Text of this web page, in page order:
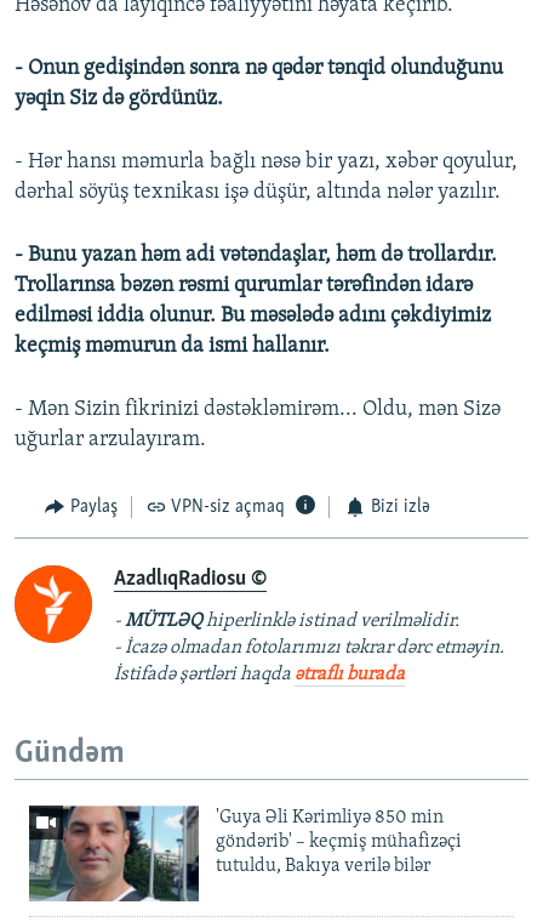
Həsənov da layiqincə fəaliyyətini həyata keçirib.
- Onun gedişindən sonra nə qədər tənqid olunduğunu
yəqin Siz də gördünüz.
- Hər hansı məmurla bağlı nəsə bir yazı, xəbər qoyulur,
dərhal söyüş texnikası işə düşür, altında nələr yazılır.
- Bunu yazan həm adi vətəndaşlar, həm də trollardır.
Trollarınsa bəzən rəsmi qurumlar tərəfindən idarə
edilməsi iddia olunur. Bu məsələdə adını çəkdiyimiz
keçmiş məmurun da ismi hallanır.
- Mən Sizin fikrinizi dəstəkləmirəm... Oldu, mən Sizə
uğurlar arzulayıram.
Paylaş VPN-siz açmaq Bizi izlə
AzadlıqRadiosu ©
-MÜTLƏQhiperlinklə istinad verilməlidir.
- İcazə olmadan fotolarımızı təkrar dərc etməyin.
İstifadə şərtləri haqda ətraflı burada
Gündəm
'Guya Əli Kərimliyə 850 min
göndərib' – keçmiş mühafizəçi
tutuldu, Bakıya verilə bilər